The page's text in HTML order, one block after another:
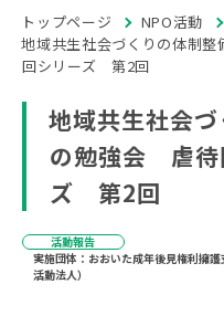
トップページ
NPO活動
地域共生社会づくりの体制
回シリーズ 第2回
地域共生社会
の勉強会 虐
ズ 第2回
活動報告
実施団体：おおいた成年後見権利擁
活動法人）